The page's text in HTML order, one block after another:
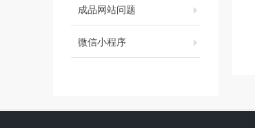
成品网站问题
微信小程序